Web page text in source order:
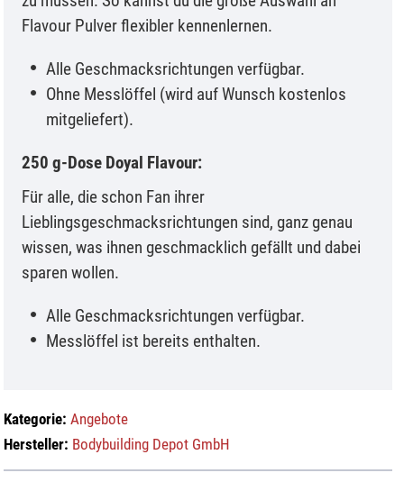
Flavour Pulver flexibler kennenlernen.
Alle Geschmacksrichtungen verfügbar.
Ohne Messlöffel (wird auf Wunsch kostenlos
mitgeliefert).
250 g-Dose Doyal Flavour:
Für alle, die schon Fan ihrer
Lieblingsgeschmacksrichtungen sind, ganz genau
wissen, was ihnen geschmacklich gefällt und dabei
sparen wollen.
Alle Geschmacksrichtungen verfügbar.
Messlöffel ist bereits enthalten.
Kategorie: Angebote
Hersteller: Bodybuilding Depot GmbH